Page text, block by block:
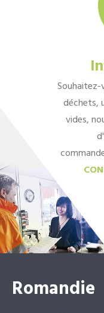
déchets,
vides,
Romandie